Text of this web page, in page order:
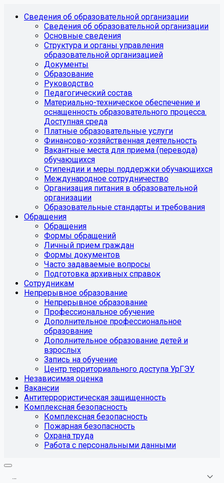
Сведения об образовательной организации
Сведения об образовательной организации
Основные сведения
Структура и органы управления
образовательной организацией
Документы
Образование
Руководство
Педагогический состав
Материально-техническое обеспечение и
оснащенность образовательного процесса.
Доступная среда
Платные образовательные услуги
Финансово-хозяйственная деятельность
Вакантные места для приема (перевода)
обучающихся
Стипендии и меры поддержки обучающихся
Международное сотрудничество
Организация питания в образовательной
организации
Образовательные стандарты и требования
Обращения
Обращения
Формы обращений
Личный прием граждан
Формы документов
Часто задаваемые вопросы
Подготовка архивных справок
Сотрудникам
Непрерывное образование
Непрерывное образование
Профессиональное обучение
Дополнительное профессиональное
образование
Дополнительное образование детей и
взрослых
Запись на обучение
Центр территориального доступа УрГЭУ
Независимая оценка
Вакансии
Антитеррористическая защищенность
Комплексная безопасность
Комплексная безопасность
Пожарная безопасность
Охрана труда
Работа с персональными данными
...